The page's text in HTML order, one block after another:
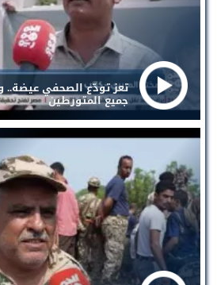
تعز تودّع الصحفي عيضة..
جميع المتورطين